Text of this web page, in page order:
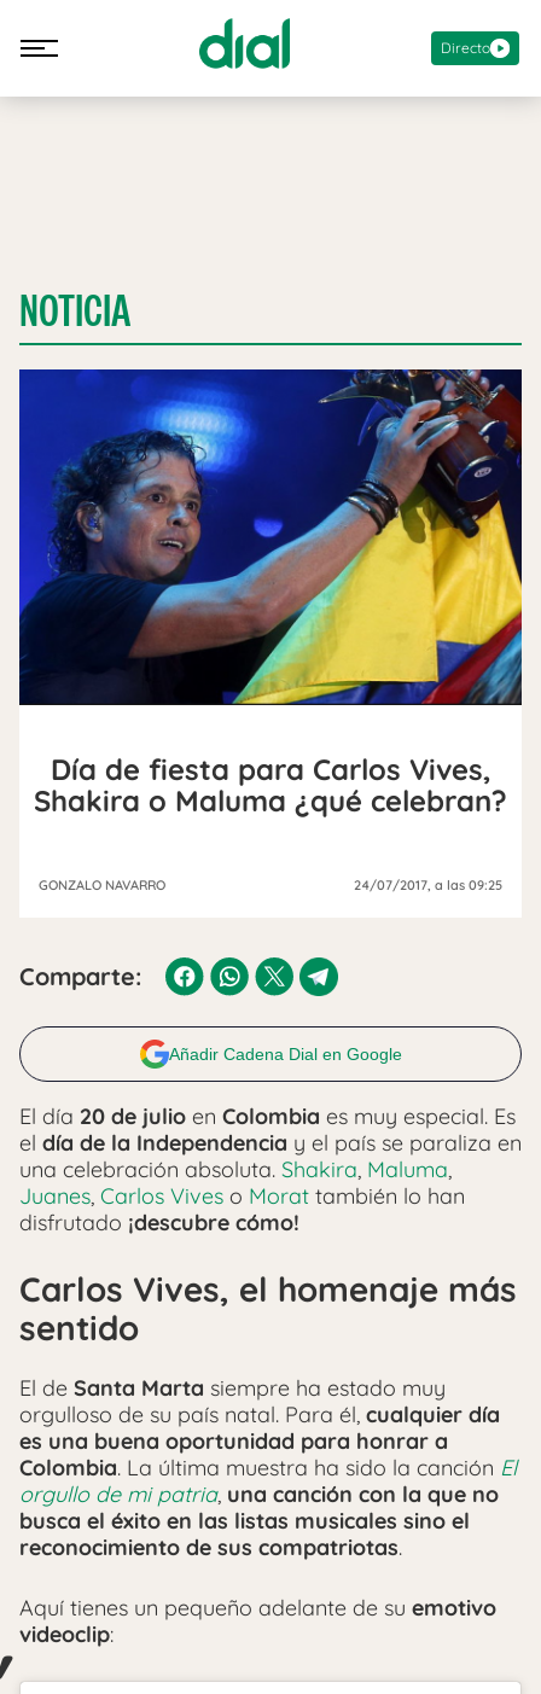
Directo
NOTICIA
Día de fiesta para Carlos Vives,
Shakira o Maluma ¿qué celebran?
GONZALO NAVARRO 24/07/2017 , a las 09:25
Comparte:
Añadir Cadena Dial en Google
El día 20 de julio en Colombia es muy especial. Es
el día de la Independencia y el país se paraliza en
una celebración absoluta. Shakira, Maluma,
Juanes, Carlos Vives o Morat también lo han
disfrutado ¡descubre cómo!
Carlos Vives, el homenaje más
sentido
El de Santa Marta siempre ha estado muy
orgulloso de su país natal. Para él, cualquier día
es una buena oportunidad para honrar a
Colombia. La última muestra ha sido la canción El
orgullo de mi patria, una canción con la que no
busca el éxito en las listas musicales sino el
reconocimiento de sus compatriotas.
Aquí tienes un pequeño adelante de su emotivo
videoclip: